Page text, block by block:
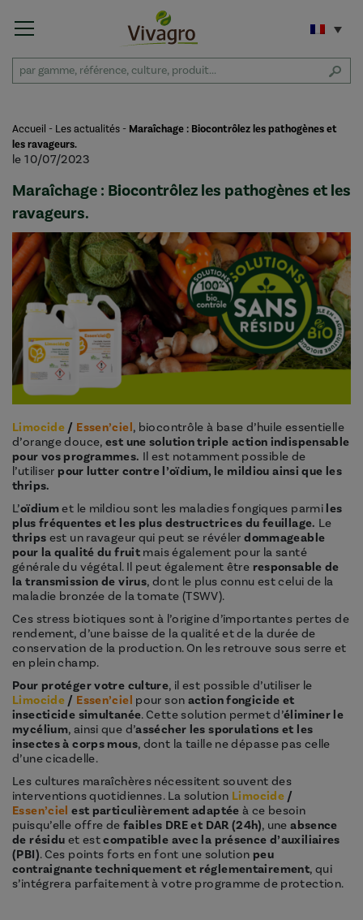
Accueil - Les actualités - Maraîchage : Biocontrôlez les pathogènes et
les ravageurs.
le 10/07/2023
Maraîchage : Biocontrôlez les pathogènes et les
ravageurs.
Limocide / Essen’ciel, biocontrôle à base d’huile essentielle
d’orange douce, est une solution triple action indispensable
pour vos programmes. Il est notamment possible de
l’utiliser pour lutter contre l’oïdium, le mildiou ainsi que les
thrips.
L’oïdiumet le mildiou sont les maladies fongiques parmi les
plus fréquentes et les plus destructrices du feuillage. Le
thrips est un ravageur qui peut se révélerdommageable
pour la qualité du fruit mais également pour la santé
générale du végétal. Il peut également être responsable de
la transmission de virus, dont le plus connu est celui de la
maladie bronzée de la tomate (TSWV).
Ces stress biotiques sont à l’origine d’importantes pertes de
rendement, d’une baisse de la qualité et de la durée de
conservation de la production. On les retrouve sous serre et
en plein champ.
Pour protéger votre culture, il est possible d’utiliser le
Limocide / Essen’ciel pour son action fongicide et
insecticide simultanée. Cette solution permet d’éliminer le
mycélium, ainsi que d’assécher les sporulations et les
insectesà corps mous, dont la taille ne dépasse pas celle
d’une cicadelle.
Les cultures maraîchères nécessitent souvent des
interventions quotidiennes. La solution Limocide /
Essen’ciel est particulièrement adaptée à ce besoin
puisqu’elle offre de faibles DRE et DAR (24h), uneabsence
de résidu et estcompatible avec la présence d’auxiliaires
(PBI). Ces points forts en font une solution peu
contraignante techniquement et réglementairement, qui
s’intégrera parfaitement à votre programme de protection.